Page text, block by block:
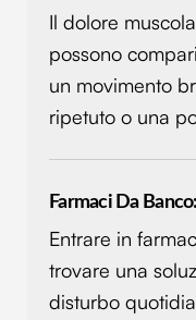
Il dolore
possono
un movimento
ripetuto o una
Farmaci Da
Entrare in
trovare una
disturbo